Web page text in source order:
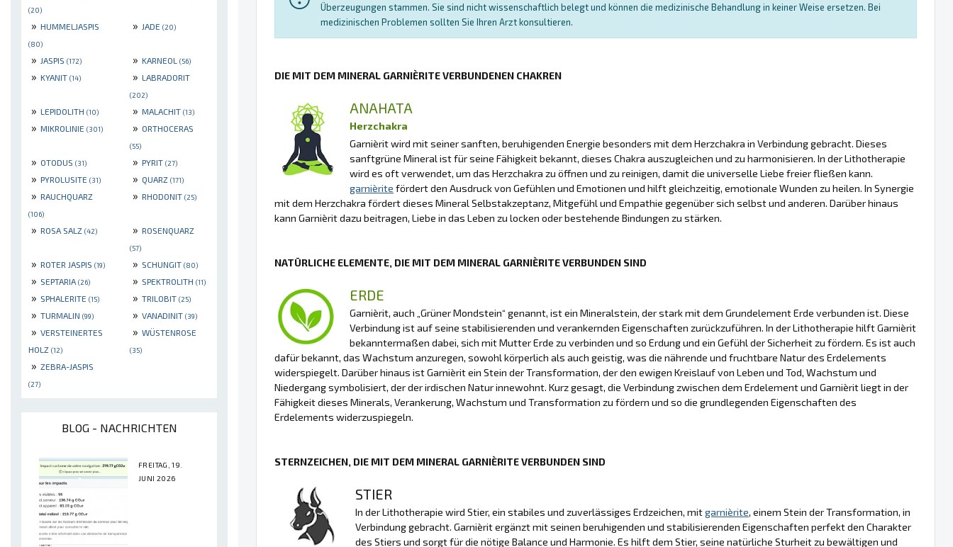
(20)
» HUMMELJASPIS
(80)
» JADE (20)
» JASPIS (172) » KARNEOL (56)
» KYANIT (14) » LABRADORIT
(202)
» LEPIDOLITH (10) » MALACHIT (13)
» MIKROLINIE (301) » ORTHOCERAS
(55)
» OTODUS (31) » PYRIT (27)
» PYROLUSITE (31) » QUARZ (171)
» RAUCHQUARZ
(106)
» RHODONIT (25)
» ROSA SALZ (42) » ROSENQUARZ
(57)
» ROTER JASPIS (19) » SCHUNGIT (80)
» SEPTARIA (26) » SPEKTROLITH (11)
» SPHALERITE (15) » TRILOBIT (25)
» TURMALIN (99) » VANADINIT (39)
» VERSTEINERTES
HOLZ (12)
» WÜSTENROSE
(35)
» ZEBRA-JASPIS
(27)
BLOG - NACHRICHTEN
FREITAG, 19.
JUNI 2026
Überzeugungen stammen. Sie sind nicht wissenschaftlich belegt und können die medizinische Behandlung in keiner Weise ersetzen. Bei
medizinischen Problemen sollten Sie Ihren Arzt konsultieren.
DIE MIT DEM MINERAL GARNIÈRITE VERBUNDENEN CHAKREN
ANAHATA
Herzchakra
Garnièrit wird mit seiner sanften, beruhigenden Energie besonders mit dem Herzchakra in Verbindung gebracht. Dieses
sanftgrüne Mineral ist für seine Fähigkeit bekannt, dieses Chakra auszugleichen und zu harmonisieren. In der Lithotherapie
wird es oft verwendet, um das Herzchakra zu öffnen und zu reinigen, damit die universelle Liebe freier fließen kann.
garnièrite fördert den Ausdruck von Gefühlen und Emotionen und hilft gleichzeitig, emotionale Wunden zu heilen. In Synergie
mit dem Herzchakra fördert dieses Mineral Selbstakzeptanz, Mitgefühl und Empathie gegenüber sich selbst und anderen. Darüber hinaus
kann Garnièrit dazu beitragen, Liebe in das Leben zu locken oder bestehende Bindungen zu stärken.
NATÜRLICHE ELEMENTE, DIE MIT DEM MINERAL GARNIÈRITE VERBUNDEN SIND
ERDE
Garnièrit, auch „Grüner Mondstein“ genannt, ist ein Mineralstein, der stark mit dem Grundelement Erde verbunden ist. Diese
Verbindung ist auf seine stabilisierenden und verankernden Eigenschaften zurückzuführen. In der Lithotherapie hilft Garnièrit
bekanntermaßen dabei, sich mit Mutter Erde zu verbinden und so Erdung und ein Gefühl der Sicherheit zu fördern. Es ist auch
dafür bekannt, das Wachstum anzuregen, sowohl körperlich als auch geistig, was die nährende und fruchtbare Natur des Erdelements
widerspiegelt. Darüber hinaus ist Garnièrit ein Stein der Transformation, der den ewigen Kreislauf von Leben und Tod, Wachstum und
Niedergang symbolisiert, der der irdischen Natur innewohnt. Kurz gesagt, die Verbindung zwischen dem Erdelement und Garnièrit liegt in der
Fähigkeit dieses Minerals, Verankerung, Wachstum und Transformation zu fördern und so die grundlegenden Eigenschaften des
Erdelements widerzuspiegeln.
STERNZEICHEN, DIE MIT DEM MINERAL GARNIÈRITE VERBUNDEN SIND
STIER
In der Lithotherapie wird Stier, ein stabiles und zuverlässiges Erdzeichen, mitgarnièrite, einem Stein der Transformation, in
Verbindung gebracht. Garnièrit ergänzt mit seinen beruhigenden und stabilisierenden Eigenschaften perfekt den Charakter
des Stiers und sorgt für die nötige Balance und Harmonie. Es hilft dem Stier, seine natürliche Sturheit zu bewältigen und